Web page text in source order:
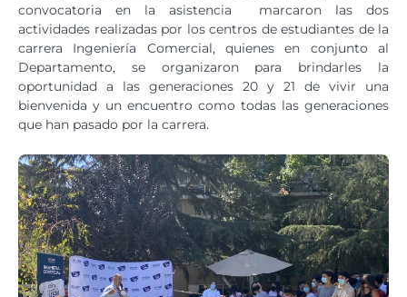
convocatoria en la asistencia marcaron las dos
actividades realizadas por los centros de estudiantes de la
carrera Ingeniería Comercial, quienes en conjunto al
Departamento, se organizaron para brindarles la
oportunidad a las generaciones 20 y 21 de vivir una
bienvenida y un encuentro como todas las generaciones
que han pasado por la carrera.